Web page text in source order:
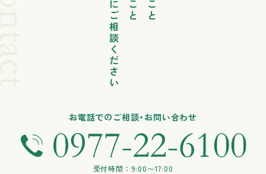
お気軽にご相談ください
お電話でのご相談・お問い合わせ
受付時間：9:00〜17:00